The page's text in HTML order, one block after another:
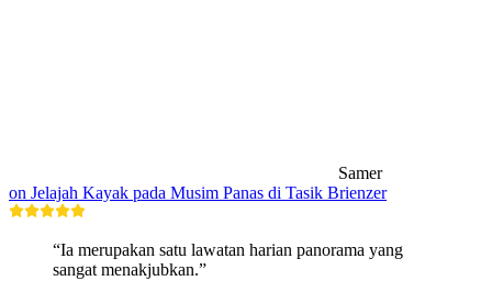
Samer
on Jelajah Kayak pada Musim Panas di Tasik Brienzer
“Ia merupakan satu lawatan harian panorama yang
sangat menakjubkan.”